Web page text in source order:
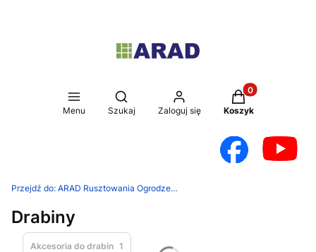
Menu
Otwórz wyszukiwarkę
Szukaj Zaloguj się
Produkty w
Koszyk
Przejdź do: ARAD Rusztowania Ogrodzenia
Drabiny
Akcesoria do drabin 1